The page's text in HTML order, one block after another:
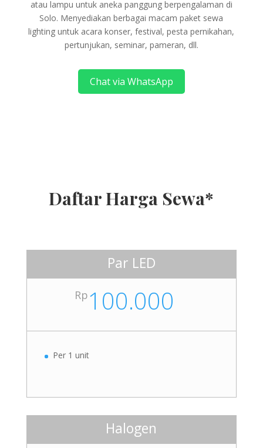
atau lampu untuk aneka panggung berpengalaman di
Solo. Menyediakan berbagai macam paket sewa
lighting untuk acara konser, festival, pesta pernikahan,
pertunjukan, seminar, pameran, dll.
Chat via WhatsApp
Daftar Harga Sewa*
Par LED
Rp100.000
Per 1 unit
Halogen